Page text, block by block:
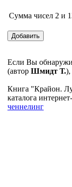
Сумма чисел 2 и
Если Вы
(автор Шмидт Т.),
Книга "Крайон.
каталога
ченнелинг